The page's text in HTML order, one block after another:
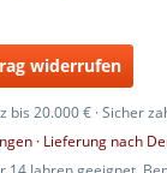
widerrufen
bis 20.000 € · Sicher
· Lieferung nach